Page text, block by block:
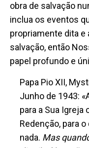
obra de salvação
inclua os eventos
propriamente dita e
salvação, então
papel profundo e
Papa Pio XII,
Junho de 1943:
para a Sua Igreja
Redenção, para
nada. Mas